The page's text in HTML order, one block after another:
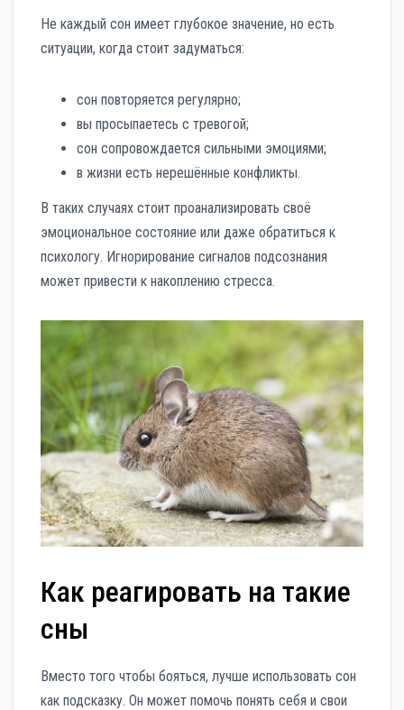
Не каждый сон имеет глубокое значение, но есть
ситуации, когда стоит задуматься:
сон повторяется регулярно;
вы просыпаетесь с тревогой;
сон сопровождается сильными эмоциями;
в жизни есть нерешённые конфликты.
В таких случаях стоит проанализировать своё
эмоциональное состояние или даже обратиться к
психологу. Игнорирование сигналов подсознания
может привести к накоплению стресса.
Как реагировать на такие
сны
Вместо того чтобы бояться, лучше использовать сон
как подсказку. Он может помочь понять себя и свои